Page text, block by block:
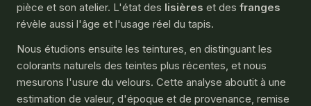
pièce et son atelier. L'état des lisières et des franges
révèle aussi l'âge et l'usage réel du tapis.
Nous étudions ensuite les teintures, en distinguant les
colorants naturels des teintes plus récentes, et nous
mesurons l'usure du velours. Cette analyse aboutit à une
estimation de valeur, d'époque et de provenance, remise